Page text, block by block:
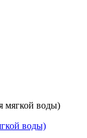
мягкой воды)